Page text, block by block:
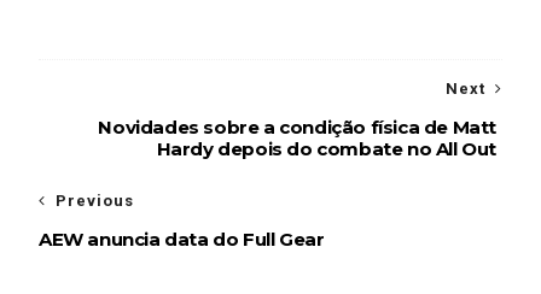
Butcher vs. Samoa Joe”
Next
Novidades sobre a condição física de Matt
Hardy depois do combate no All Out
Previous
AEW anuncia data do Full Gear